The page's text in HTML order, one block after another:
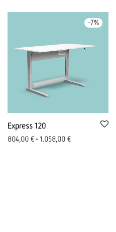
-7%
Express 120
804,00 €- 1.058,00 €